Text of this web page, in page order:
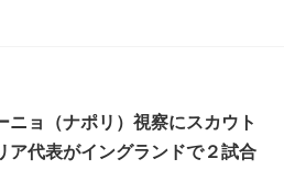
ニョ（ナポリ）視察にスカウト
ア代表がイングランドで２試合